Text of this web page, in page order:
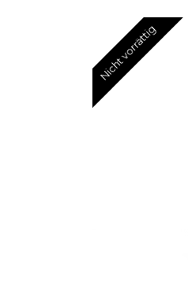
Nicht vorrättig
Nicht vorrättig